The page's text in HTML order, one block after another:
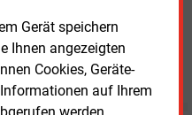
Gerät speichern
Ihnen angezeigten
Cookies, Geräte-
auf Ihrem
werden.
Eon-Tochter
den CEO-Posten bei Grid X.
einem Trio geführt werden.